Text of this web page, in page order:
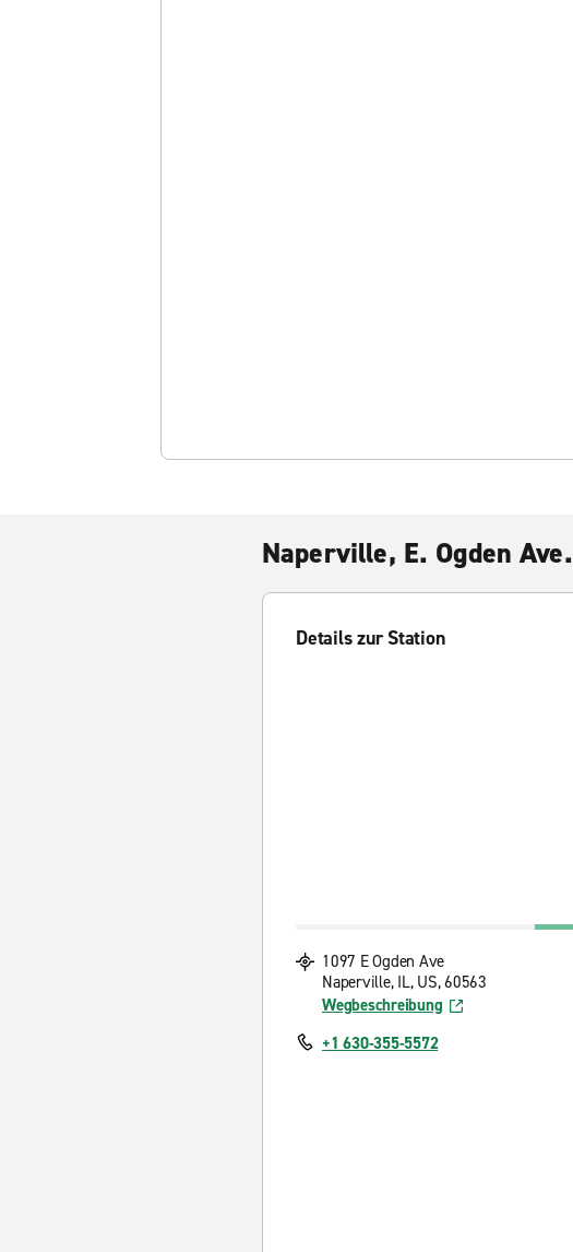
Naperville, E. Ogden Ave.
Details zur Station
1097 E Ogden Ave
Naperville, IL, US, 60563
Wegbeschreibung
+1 630-355-5572